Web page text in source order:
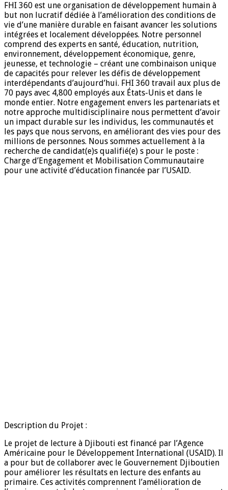
FHI 360 est une organisation de développement humain à
but non lucratif dédiée à l’amélioration des conditions de
vie d’une manière durable en faisant avancer les solutions
intégrées et localement développées. Notre personnel
comprend des experts en santé, éducation, nutrition,
environnement, développement économique, genre,
jeunesse, et technologie – créant une combinaison unique
de capacités pour relever les défis de développement
interdépendants d’aujourd’hui. FHI 360 travail aux plus de
70 pays avec 4,800 employés aux États-Unis et dans le
monde entier. Notre engagement envers les partenariats et
notre approche multidisciplinaire nous permettent d’avoir
un impact durable sur les individus, les communautés et
les pays que nous servons, en améliorant des vies pour des
millions de personnes. Nous sommes actuellement à la
recherche de candidat(e)s qualifié(e) s pour le poste :
Charge d’Engagement et Mobilisation Communautaire
pour une activité d’éducation financée par l’USAID.
Description du Projet :
Le projet de lecture à Djibouti est financé par l’Agence
Américaine pour le Développement International (USAID). Il
a pour but de collaborer avec le Gouvernement Djiboutien
pour améliorer les résultats en lecture des enfants au
primaire. Ces activités comprennent l’amélioration de